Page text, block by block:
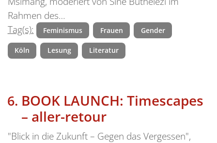
Rahmen des…
Tag(s):
Feminismus Frauen Gender
Köln Lesung Literatur
BOOK LAUNCH: Timescapes
– aller-retour
"Blick in die Zukunft – Gegen das Vergessen",